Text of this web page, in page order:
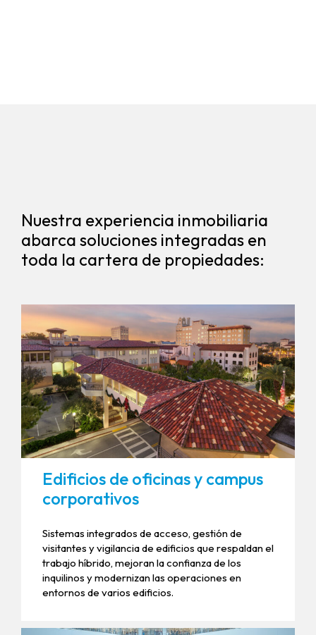
Nuestra experiencia inmobiliaria
abarca soluciones integradas en
toda la cartera de propiedades:
Edificios de oficinas y campus
corporativos
Sistemas integrados de acceso, gestión de
visitantes y vigilancia de edificios que respaldan el
trabajo híbrido, mejoran la confianza de los
inquilinos y modernizan las operaciones en
entornos de varios edificios.